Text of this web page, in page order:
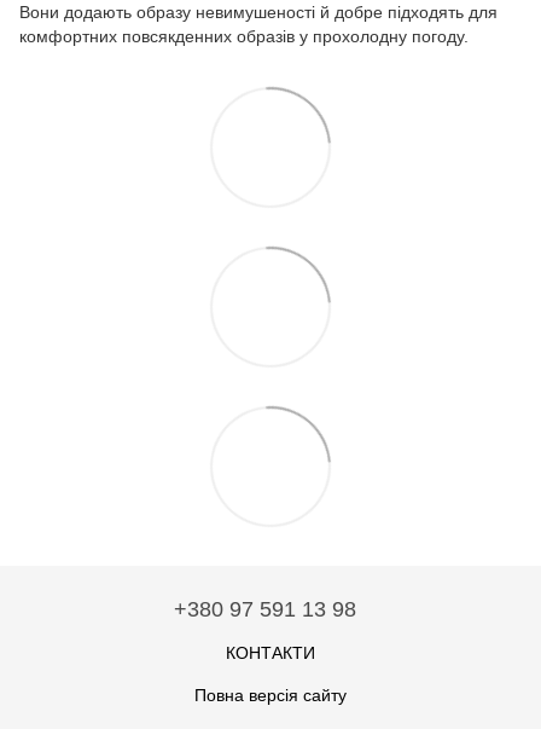
Вони додають образу невимушеності й добре підходять для
комфортних повсякденних образів у прохолодну погоду.
+380 97 591 13 98
КОНТАКТИ
Повна версія сайту